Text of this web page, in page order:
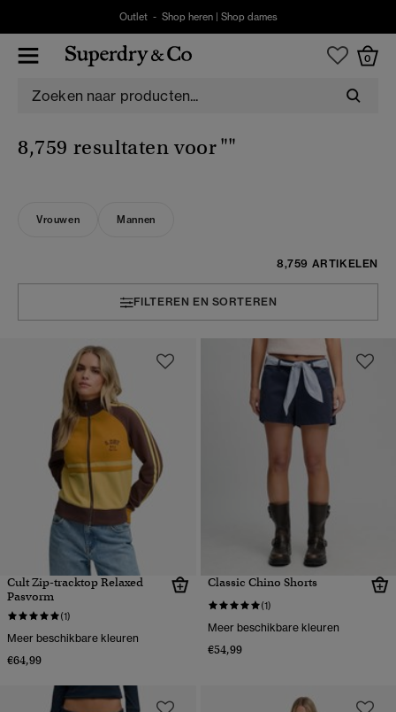
Outlet - Shop heren| Shop dames
0
8,759 resultaten voor""
Vrouwen Mannen
8,759 ARTIKELEN
FILTEREN EN SORTEREN
Cult Zip-tracktop Relaxed
Pasvorm
(1)
Meer beschikbare kleuren
€64,99
Classic Chino Shorts
(1)
Meer beschikbare kleuren
€54,99